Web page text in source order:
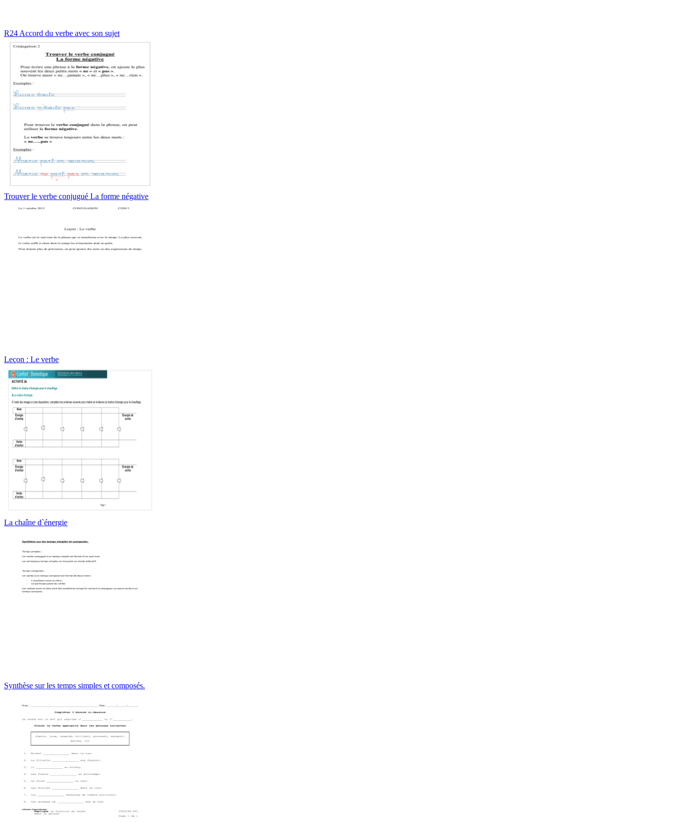
R24 Accord du verbe avec son sujet
Trouver le verbe conjugué La forme négative
Leçon : Le verbe
La chaîne d`énergie
Synthèse sur les temps simples et composés.